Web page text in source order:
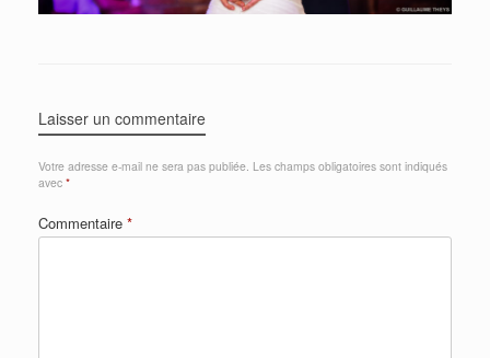
Laisser un commentaire
Votre adresse e-mail ne sera pas publiée. Les champs obligatoires sont indiqués
avec *
Commentaire *